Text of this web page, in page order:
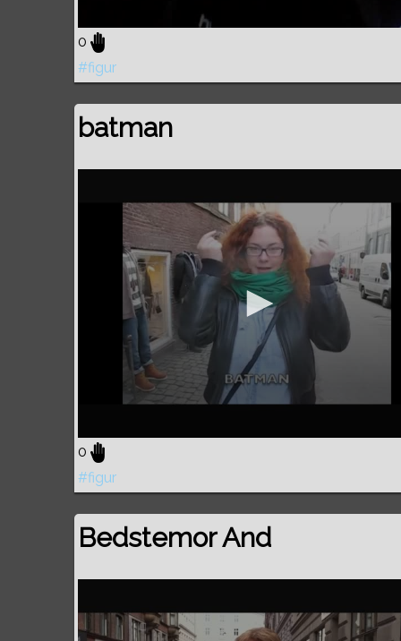
0
#figur
batman
0
#figur
Bedstemor And